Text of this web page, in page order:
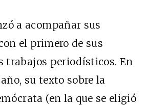
a acompañar sus
el primero de sus
trabajos periodísticos. En
su texto sobre la
(en la que se eligió